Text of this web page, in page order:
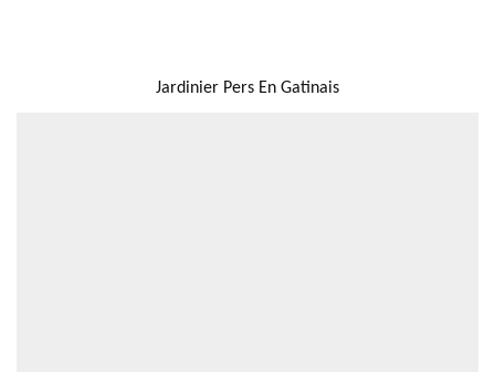
Jardinier Pers En Gatinais